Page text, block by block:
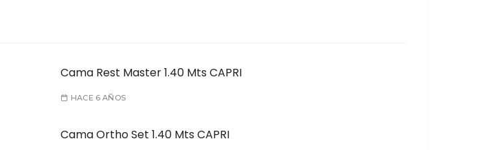
Cama Rest Master 1.40 Mts CAPRI
HACE 6 AÑOS
Cama Ortho Set 1.40 Mts CAPRI